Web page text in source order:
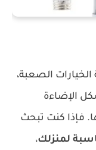
الصعبة،
الإضاءة
فإذا كنت تبحث
،